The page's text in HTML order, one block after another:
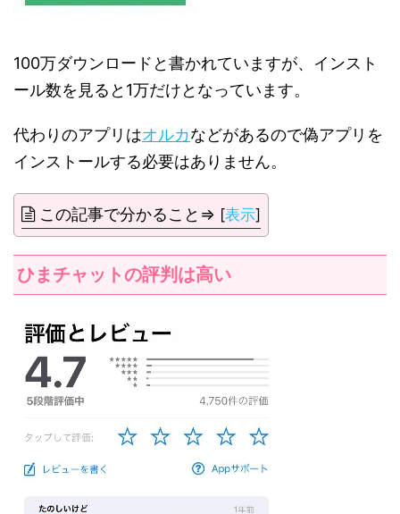
100万ダウンロードと書かれていますが、インスト
ール数を見ると1万だけとなっています。
代わりのアプリはオルカなどがあるので偽アプリを
インストールする必要はありません。
この記事で分かること⇒ [表示]
ひまチャットの評判は高い